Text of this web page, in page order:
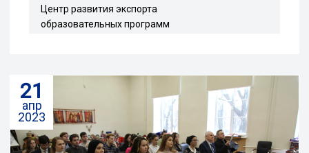
Центр развития экспорта
образовательных программ
21
апр
2023